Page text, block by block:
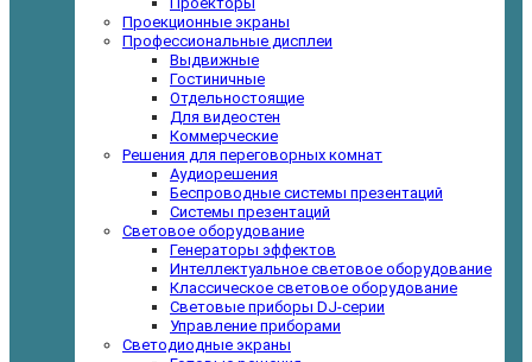
Проекционные экраны
Профессиональные дисплеи
Выдвижные
Гостиничные
Отдельностоящие
Для видеостен
Коммерческие
Решения для переговорных комнат
Аудиорешения
Беспроводные системы презентаций
Системы презентаций
Световое оборудование
Генераторы эффектов
Интеллектуальное световое оборудование
Классическое световое оборудование
Световые приборы DJ-серии
Управление приборами
Светодиодные экраны